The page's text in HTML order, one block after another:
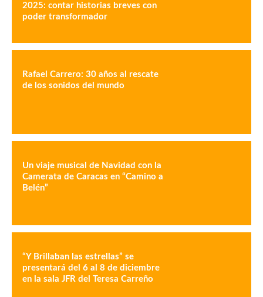
2025: contar historias breves con
poder transformador
Rafael Carrero: 30 años al rescate
de los sonidos del mundo
Un viaje musical de Navidad con la
Camerata de Caracas en “Camino a
Belén”
“Y Brillaban las estrellas” se
presentará del 6 al 8 de diciembre
en la sala JFR del Teresa Carreño